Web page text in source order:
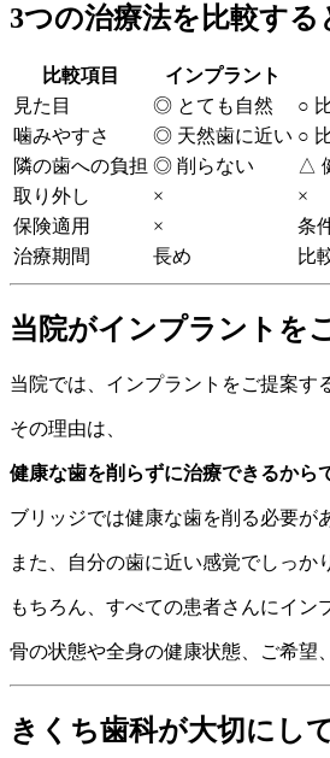
3つの治療法を比較する
比較項目 インプラント
見た目
◎ とても自然 ○
噛みやすさ
◎ 天然歯に近い ○
隣の歯への負担 ◎ 削らない △
取り外し
× ×
保険適用
× 条
治療期間
長め 比
当院がインプラントを
当院では、インプラントをご提案す
その理由は、
健康な歯を削らずに治療できるから
ブリッジでは健康な歯を削る必要が
また、自分の歯に近い感覚でしっか
もちろん、すべての患者さんにイン
骨の状態や全身の健康状態、ご希望
きくち歯科が大切にし